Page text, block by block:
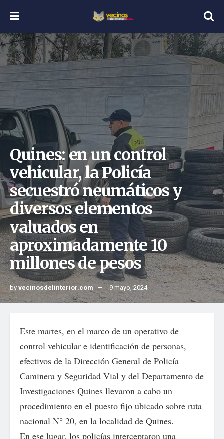
Quines: en un control
vehicular, la Policía
secuestró neumáticos y
diversos elementos
valuados en
aproximadamente 10
millones de pesos
byvecinosdelinterior.com 9 mayo, 2024
Este martes, en el marco de un operativo de
control vehicular e identificación de personas,
efectivos de la Dirección General de Policía
Caminera y Seguridad Vial y del Departamento de
Investigaciones Quines llevaron a cabo un
procedimiento en el puesto fijo ubicado sobre ruta
nacional N° 20, en la localidad de Quines.
En ese lugar, los policías interceptaron una